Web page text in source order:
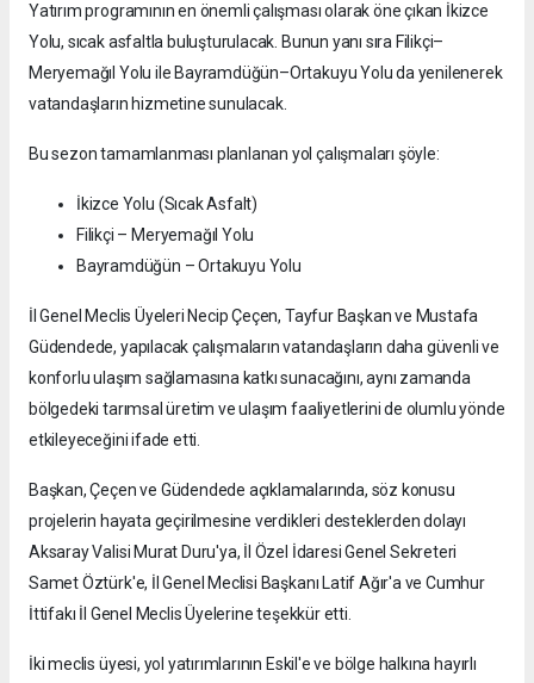
Yatırım programının en önemli çalışması olarak öne çıkan İkizce
Yolu, sıcak asfaltla buluşturulacak. Bunun yanı sıra Filikçi–
Meryemağıl Yolu ile Bayramdüğün–Ortakuyu Yolu da yenilenerek
vatandaşların hizmetine sunulacak.
Bu sezon tamamlanması planlanan yol çalışmaları şöyle:
İkizce Yolu (Sıcak Asfalt)
Filikçi – Meryemağıl Yolu
Bayramdüğün – Ortakuyu Yolu
İl Genel Meclis Üyeleri Necip Çeçen, Tayfur Başkan ve Mustafa
Güdendede, yapılacak çalışmaların vatandaşların daha güvenli ve
konforlu ulaşım sağlamasına katkı sunacağını, aynı zamanda
bölgedeki tarımsal üretim ve ulaşım faaliyetlerini de olumlu yönde
etkileyeceğini ifade etti.
Başkan, Çeçen ve Güdendede açıklamalarında, söz konusu
projelerin hayata geçirilmesine verdikleri desteklerden dolayı
Aksaray Valisi Murat Duru'ya, İl Özel İdaresi Genel Sekreteri
Samet Öztürk'e, İl Genel Meclisi Başkanı Latif Ağır'a ve Cumhur
İttifakı İl Genel Meclis Üyelerine teşekkür etti.
İki meclis üyesi, yol yatırımlarının Eskil'e ve bölge halkına hayırlı